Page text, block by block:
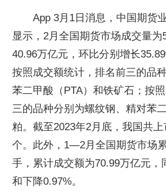
App 3月1日消息，中国期货
显示，2月全国期货市场成交量
40.96万亿元，环比分别增长
按照成交额统计，排名前三的品
苯二甲酸（PTA）和铁矿石；按
三的品种分别为螺纹钢、精对苯
粕。截至2023年2月底，我国共
个。此外，1—2月全国期货市场
手，累计成交额为70.99万亿元，
和下降0.97%。